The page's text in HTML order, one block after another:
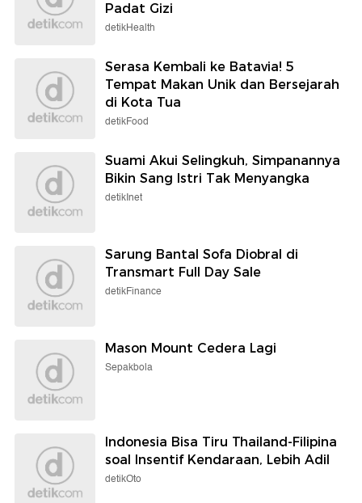
Padat Gizi
detikHealth
Serasa Kembali ke Batavia! 5
Tempat Makan Unik dan Bersejarah
di Kota Tua
detikFood
Suami Akui Selingkuh, Simpanannya
Bikin Sang Istri Tak Menyangka
detikInet
Sarung Bantal Sofa Diobral di
Transmart Full Day Sale
detikFinance
Mason Mount Cedera Lagi
Sepakbola
Indonesia Bisa Tiru Thailand-Filipina
soal Insentif Kendaraan, Lebih Adil
detikOto